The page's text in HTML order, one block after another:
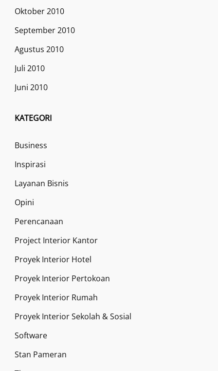
Oktober 2010
September 2010
Agustus 2010
Juli 2010
Juni 2010
KATEGORI
Business
Inspirasi
Layanan Bisnis
Opini
Perencanaan
Project Interior Kantor
Proyek Interior Hotel
Proyek Interior Pertokoan
Proyek Interior Rumah
Proyek Interior Sekolah & Sosial
Software
Stan Pameran